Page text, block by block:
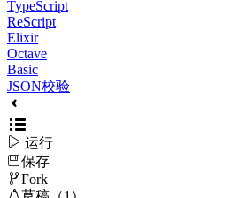
TypeScript
ReScript
Elixir
Octave
Basic
JSON校验
 运行
保存
Fork